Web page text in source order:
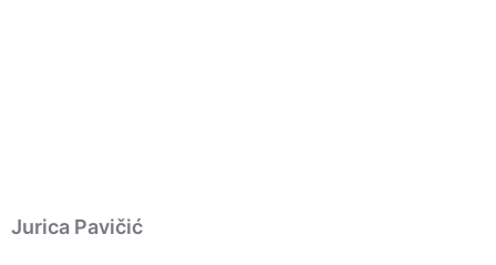
Jurica Pavičić